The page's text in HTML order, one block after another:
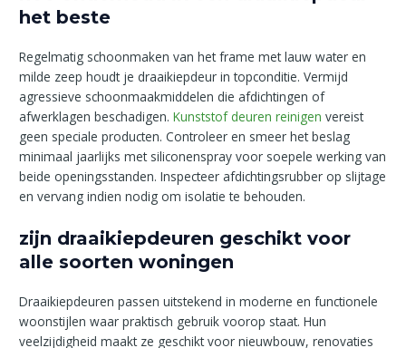
het beste
Regelmatig schoonmaken van het frame met lauw water en
milde zeep houdt je draaikiepdeur in topconditie. Vermijd
agressieve schoonmaakmiddelen die afdichtingen of
afwerklagen beschadigen.Kunststof deuren reinigen vereist
geen speciale producten. Controleer en smeer het beslag
minimaal jaarlijks met siliconenspray voor soepele werking van
beide openingsstanden. Inspecteer afdichtingsrubber op slijtage
en vervang indien nodig om isolatie te behouden.
zijn draaikiepdeuren geschikt voor
alle soorten woningen
Draaikiepdeuren passen uitstekend in moderne en functionele
woonstijlen waar praktisch gebruik voorop staat. Hun
veelzijdigheid maakt ze geschikt voor nieuwbouw, renovaties